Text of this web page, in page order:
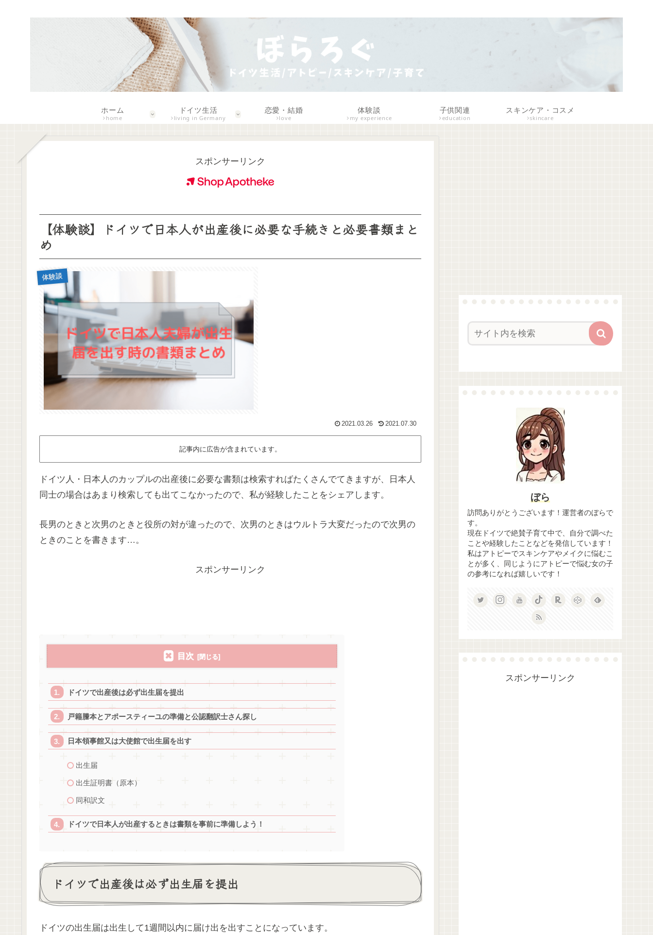
ホーム
home
ドイツ生活
living in Germany
恋愛・結婚
love
体験談
my experience
子供関連
education
スキンケア・コスメ
skincare
スポンサーリンク
【体験談】ドイツで日本人が出産後に必要な手続きと必要書類まと
め
体験談
2021.03.26 2021.07.30
記事内に広告が含まれています。
ドイツ人・日本人のカップルの出産後に必要な書類は検索すればたくさんでてきますが、日本人
同士の場合はあまり検索しても出てこなかったので、私が経験したことをシェアします。
長男のときと次男のときと役所の対が違ったので、次男のときはウルトラ大変だったので次男の
ときのことを書きます…。
スポンサーリンク
目次
ドイツで出産後は必ず出生届を提出
戸籍謄本とアポースティーユの準備と公認翻訳士さん探し
日本領事館又は大使館で出生届を出す
出生届
出生証明書（原本）
同和訳文
ドイツで日本人が出産するときは書類を事前に準備しよう！
ドイツで出産後は必ず出生届を提出
ドイツの出生届は出生して1週間以内に届け出を出すことになっています。
ぼら
訪問ありがとうございます！運営者のぼらで
す。
現在ドイツで絶賛子育て中で、自分で調べた
ことや経験したことなどを発信しています！
私はアトピーでスキンケアやメイクに悩むこ
とが多く、同じようにアトピーで悩む女の子
の参考になれば嬉しいです！
スポンサーリンク